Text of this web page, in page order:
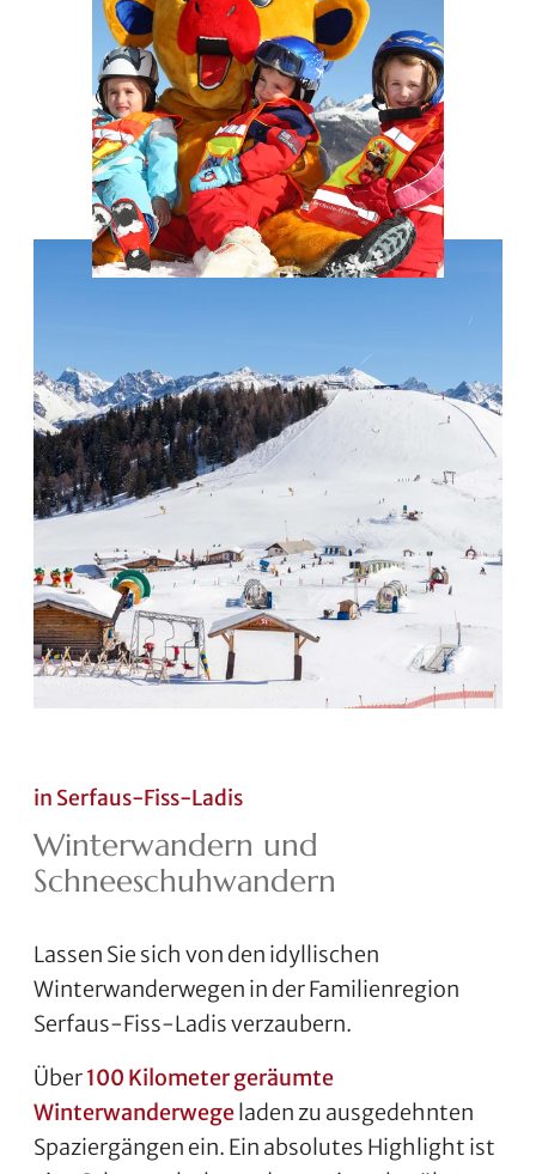
Winterwandern und
Schneeschuhwandern
in Serfaus-Fiss-Ladis
Lassen Sie sich von den idyllischen
Winterwanderwegen in der Familienregion
Serfaus-Fiss-Ladis verzaubern.
Über100 Kilometer geräumte
Winterwanderwegeladen zu ausgedehnten
Spaziergängen ein. Ein absolutes Highlight ist